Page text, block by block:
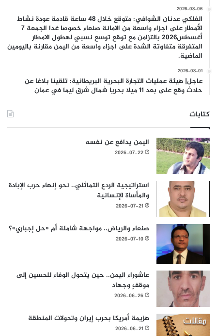
2026-08-06
الفلكي عدنان الشوافي: متوقع خلال 48 ساعة قادمة عودة نشاط
الأمطار على اجزاء واسعة من الامانة صنعاء خصوصا غدا الجمعة 7
أغسطس2026 بالتزامن مع توقع توسع نسبي لهطول الامطار
المتفرقة متفاوتة الشدة على اجزاء واسعة من اليمن مقارنة باليومين
الماضية.
2026-08-01
عاجل| هيئة عمليات التجارة البحرية البريطانية: تلقينا بلاغا عن
حادث وقع على بعد 11 ميلا بحريا شمال شرق ليما في عمان
كتابات
اليمن يدافع عن نفسه
2026-07-22
استراتيجية الردع التماثلي.. نحو إنهاء حرب الإبادة
والمأساة الإنسانية
2026-07-21
صنعاء والرياض.. مواجهة شاملة أم «حل إجباري»؟
2026-07-10
عاشوراء اليمن.. حين يتحول الوفاء للحسين إلى
موقفٍ وجهاد
2026-06-26
هزيمة أمريكا بحرب إيران وتحولات المنطقة
2026-06-21